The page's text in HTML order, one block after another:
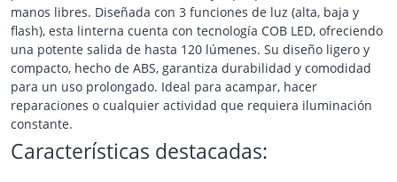
manos libres. Diseñada con 3 funciones de luz (alta, baja y
flash), esta linterna cuenta con tecnología COB LED, ofreciendo
una potente salida de hasta 120 lúmenes. Su diseño ligero y
compacto, hecho de ABS, garantiza durabilidad y comodidad
para un uso prolongado. Ideal para acampar, hacer
reparaciones o cualquier actividad que requiera iluminación
constante.
Características destacadas: